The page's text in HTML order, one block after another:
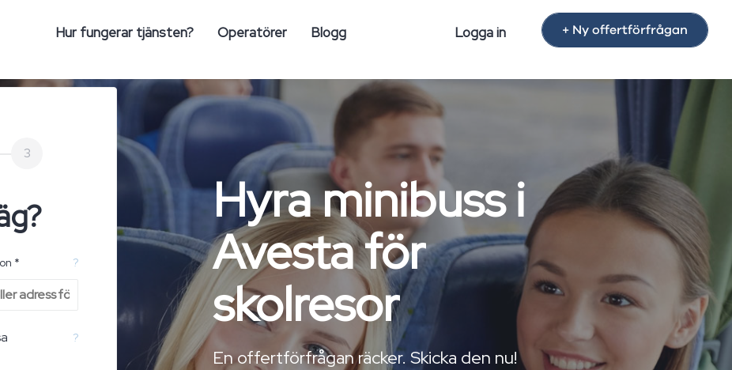
Hur fungerar tjänsten? Operatörer Blogg Logga in + Ny offertförfrågan
3
* ?
?
Hyra minibuss i
Avesta för
skolresor
En offertförfrågan räcker. Skicka den nu!